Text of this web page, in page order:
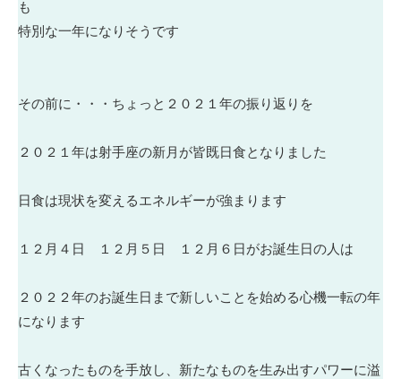
も
特別な一年になりそうです
その前に・・・ちょっと２０２１年の振り返りを
２０２１年は射手座の新月が皆既日食となりました
日食は現状を変えるエネルギーが強まります
１２月４日 １２月５日 １２月６日がお誕生日の人は
２０２２年のお誕生日まで新しいことを始める心機一転の年
になります
古くなったものを手放し、新たなものを生み出すパワーに溢